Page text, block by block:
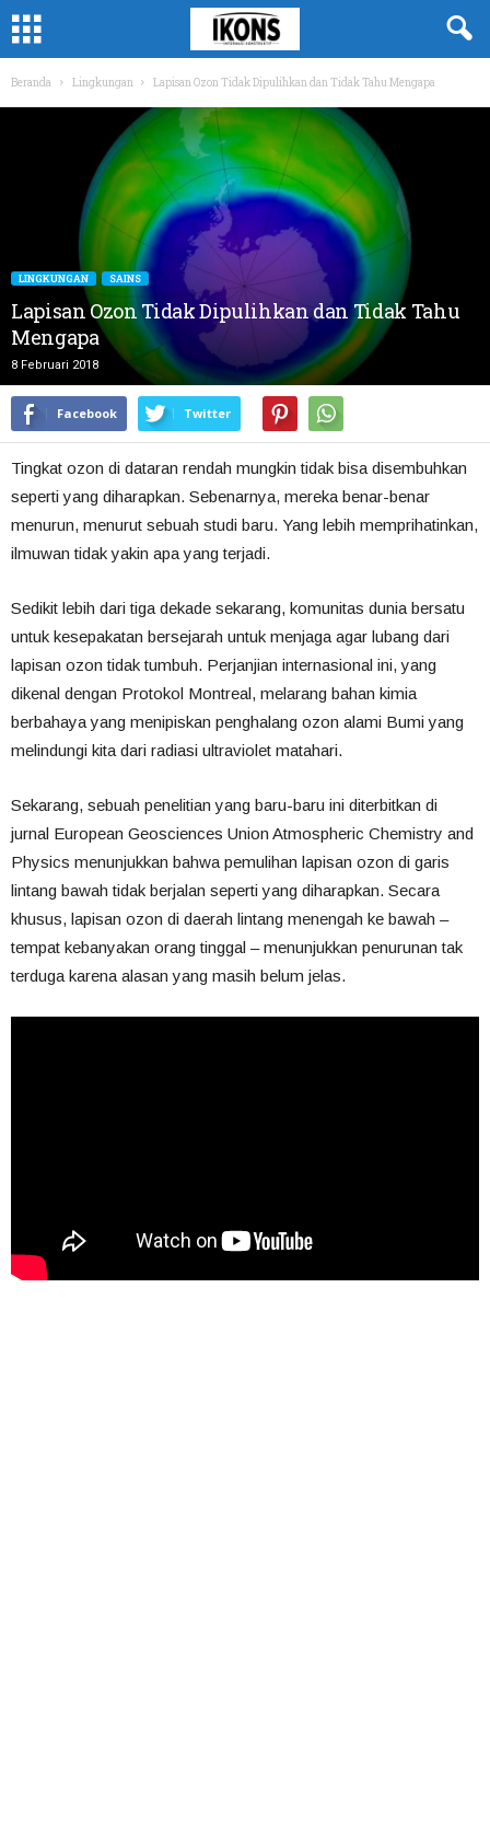
Beranda Lingkungan Lapisan Ozon Tidak Dipulihkan dan Tidak Tahu Mengapa
LINGKUNGAN SAINS
Lapisan Ozon Tidak Dipulihkan dan Tidak Tahu
Mengapa
8 Februari 2018
Facebook Twitter
Tingkat ozon di dataran rendah mungkin tidak bisa disembuhkan
seperti yang diharapkan. Sebenarnya, mereka benar-benar
menurun, menurut sebuah studi baru. Yang lebih memprihatinkan,
ilmuwan tidak yakin apa yang terjadi.
Sedikit lebih dari tiga dekade sekarang, komunitas dunia bersatu
untuk kesepakatan bersejarah untuk menjaga agar lubang dari
lapisan ozon tidak tumbuh. Perjanjian internasional ini, yang
dikenal dengan Protokol Montreal, melarang bahan kimia
berbahaya yang menipiskan penghalang ozon alami Bumi yang
melindungi kita dari radiasi ultraviolet matahari.
Sekarang, sebuah penelitian yang baru-baru ini diterbitkan di
jurnal European Geosciences Union Atmospheric Chemistry and
Physics menunjukkan bahwa pemulihan lapisan ozon di garis
lintang bawah tidak berjalan seperti yang diharapkan. Secara
khusus, lapisan ozon di daerah lintang menengah ke bawah –
tempat kebanyakan orang tinggal – menunjukkan penurunan tak
terduga karena alasan yang masih belum jelas.